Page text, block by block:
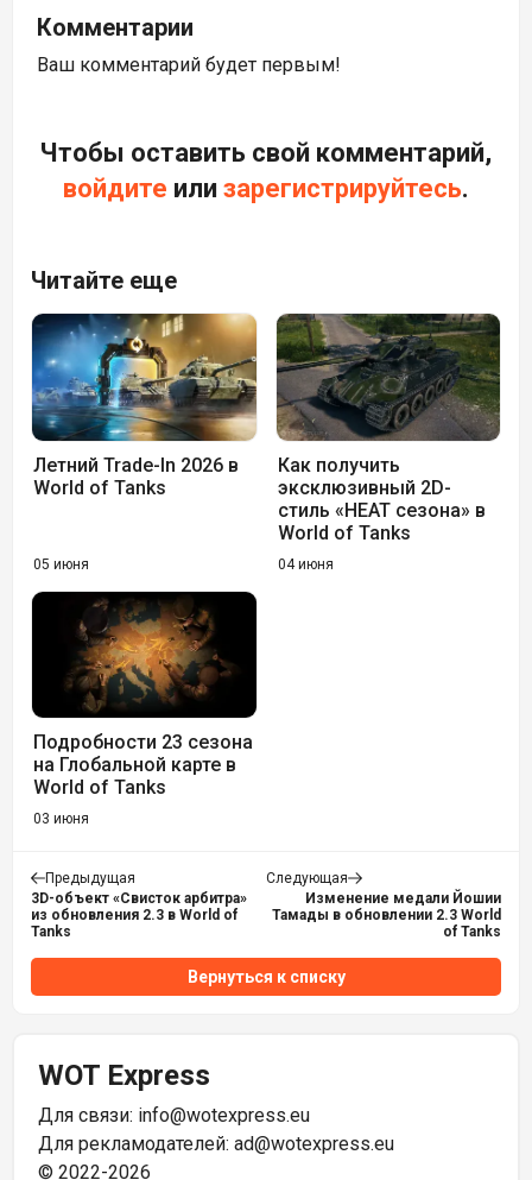
Комментарии
Ваш комментарий будет первым!
Чтобы оставить свой комментарий,
войдите или зарегистрируйтесь.
Читайте еще
Летний Trade-In 2026 в
World of Tanks
05 июня
Как получить
эксклюзивный 2D-
стиль «HEAT сезона» в
World of Tanks
04 июня
Подробности 23 сезона
на Глобальной карте в
World of Tanks
03 июня
Предыдущая
3D-объект «Свисток арбитра»
из обновления 2.3 в World of
Tanks
Следующая
Изменение медали Йошии
Тамады в обновлении 2.3 World
of Tanks
Вернуться к списку
WOT Express
Для связи: info@wotexpress.eu
Для рекламодателей: ad@wotexpress.eu
© 2022-2026